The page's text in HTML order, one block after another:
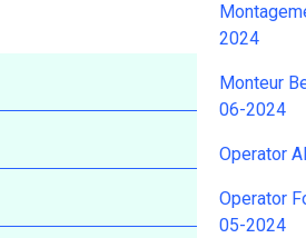
2024
Monteur
06-2024
Operator
Operator
05-2024